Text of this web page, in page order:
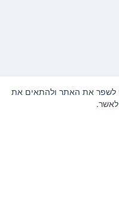
לשפר את האתר ולהתאים את
לאשר.